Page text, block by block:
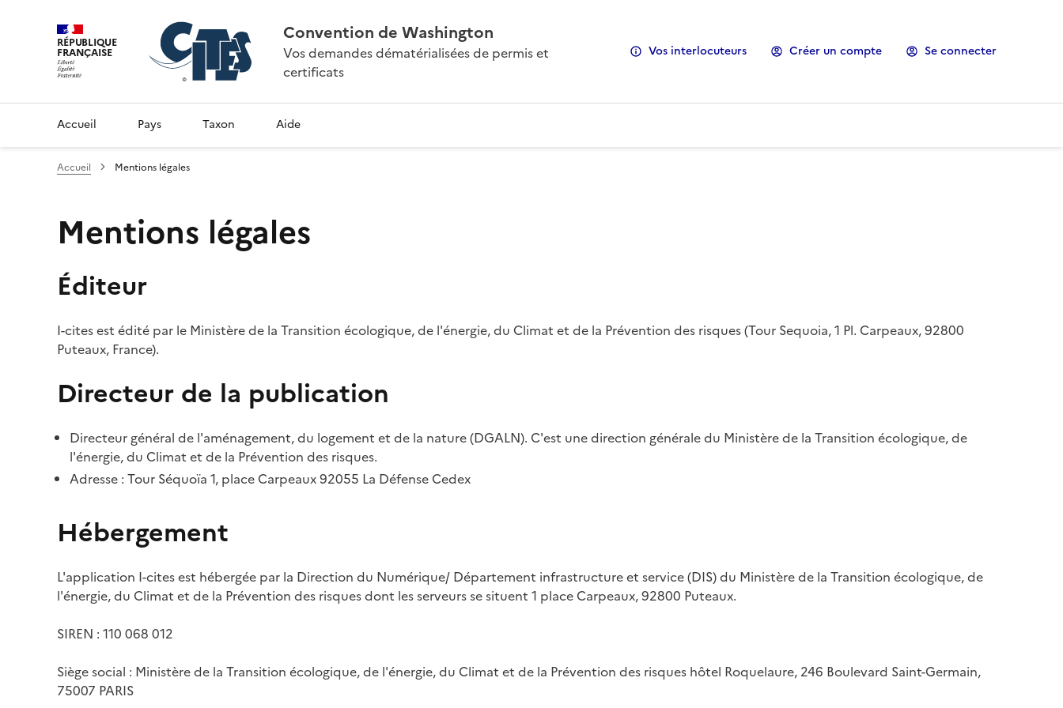
RÉPUBLIQUE
FRANÇAISE
Convention de Washington
Vos demandes dématérialisées de permis et
certificats
Vos interlocuteurs Créer un compte Se connecter
Accueil Pays Taxon Aide
Accueil Mentions légales
Mentions légales
Éditeur
I-cites est édité par le Ministère de la Transition écologique, de l'énergie, du Climat et de la Prévention des risques (Tour Sequoia, 1 Pl. Carpeaux, 92800
Puteaux, France).
Directeur de la publication
Directeur général de l'aménagement, du logement et de la nature (DGALN). C'est une direction générale du Ministère de la Transition écologique, de
l'énergie, du Climat et de la Prévention des risques.
Adresse : Tour Séquoïa 1, place Carpeaux 92055 La Défense Cedex
Hébergement
L'application I-cites est hébergée par la Direction du Numérique/ Département infrastructure et service (DIS) du Ministère de la Transition écologique, de
l'énergie, du Climat et de la Prévention des risques dont les serveurs se situent 1 place Carpeaux, 92800 Puteaux.
SIREN : 110 068 012
Siège social : Ministère de la Transition écologique, de l'énergie, du Climat et de la Prévention des risques hôtel Roquelaure, 246 Boulevard Saint-Germain,
75007 PARIS